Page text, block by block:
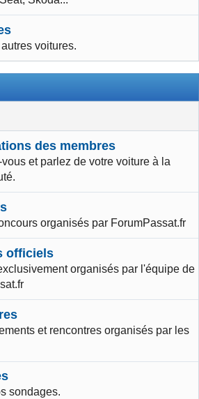
voitures.
des membres
et parlez de votre voiture à la
organisés par ForumPassat.fr
officiels
organisés par l'équipe de
et rencontres organisés par les
sondages.